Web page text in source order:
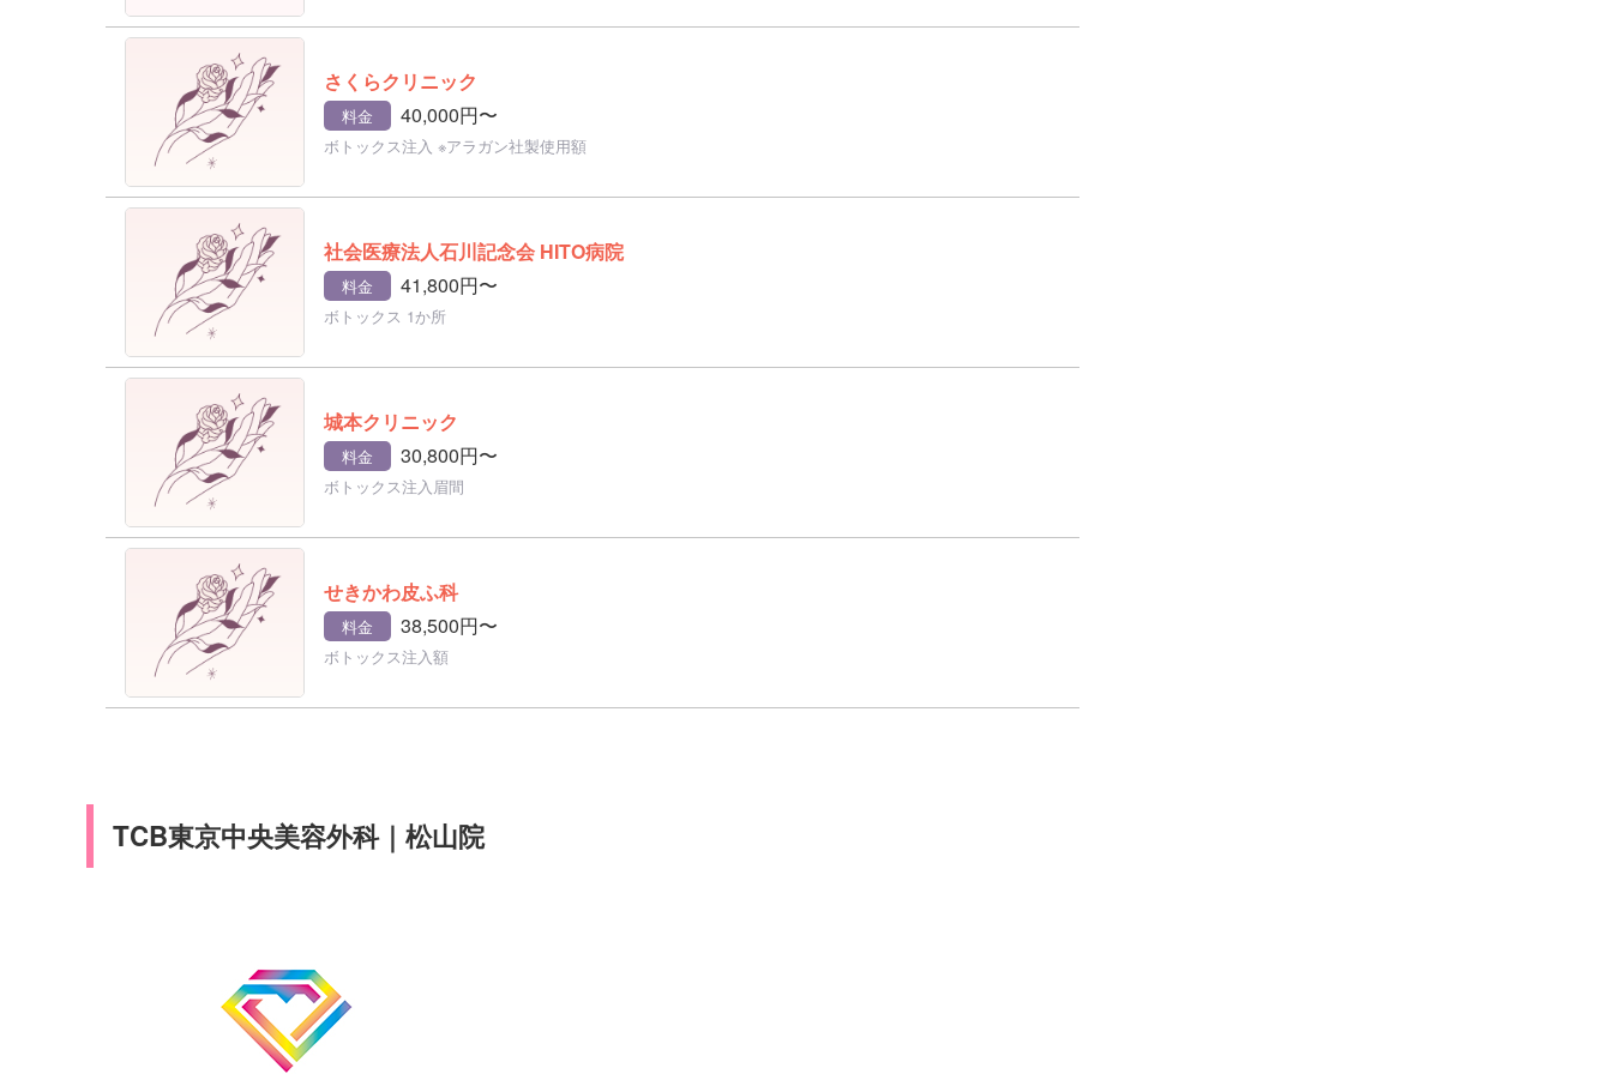
さくらクリニック
料金 40,000円〜
ボトックス注入 ※アラガン社製使用額
社会医療法人石川記念会 HITO病院
料金 41,800円〜
ボトックス 1か所
城本クリニック
料金 30,800円〜
ボトックス注入眉間
せきかわ皮ふ科
料金 38,500円〜
ボトックス注入額
TCB東京中央美容外科｜松山院